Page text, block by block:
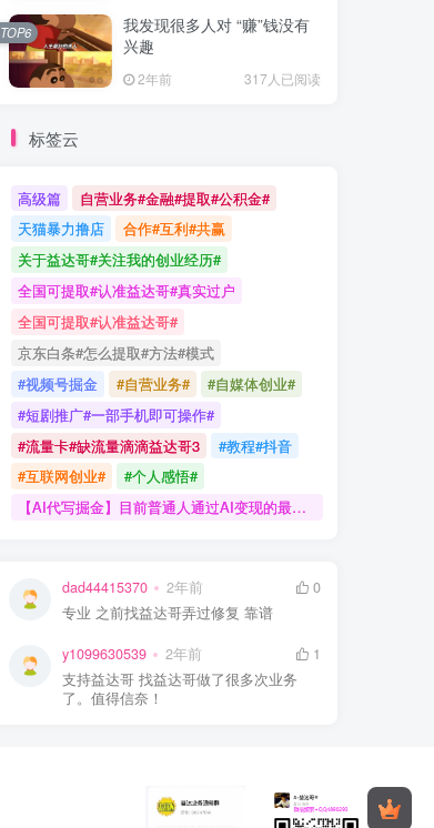
我发现很多人对 “赚”钱没有
兴趣
2年前 317人已阅读
TOP6
标签云
高级篇
自营业务#金融#提取#公积金#
天猫暴力撸店
合作#互利#共赢
关于益达哥#关注我的创业经历#
全国可提取#认准益达哥#真实过户
全国可提取#认准益达哥#
京东白条#怎么提取#方法#模式
#视频号掘金
#自营业务#
#自媒体创业#
#短剧推广#一部手机即可操作#
#流量卡#缺流量滴滴益达哥3
#教程#抖音
#互联网创业#
#个人感悟#
【AI代写掘金】目前普通人通过AI变现的最好机会！
dad44415370 2年前
0
专业 之前找益达哥弄过修复 靠谱
y1099630539 2年前
1
支持益达哥 找益达哥做了很多次业务
了。值得信奈！